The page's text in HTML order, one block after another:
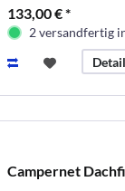
133,00 € *
2 versandfertig
Campernet